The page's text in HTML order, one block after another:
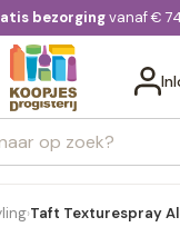
voor 20:00 uur besteld
bezorgingvanaf €
›Taft Texturespray